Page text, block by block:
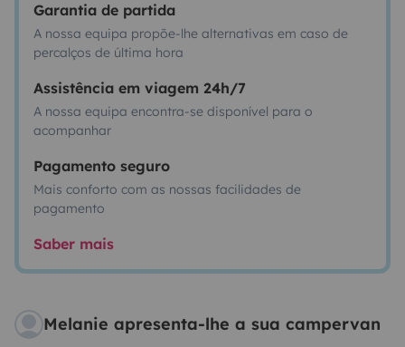
Garantia de partida
A nossa equipa propõe-lhe alternativas em caso de
percalços de última hora
Assistência em viagem 24h/7
A nossa equipa encontra-se disponível para o
acompanhar
Pagamento seguro
Mais conforto com as nossas facilidades de
pagamento
Saber mais
Melanie apresenta-lhe a sua campervan